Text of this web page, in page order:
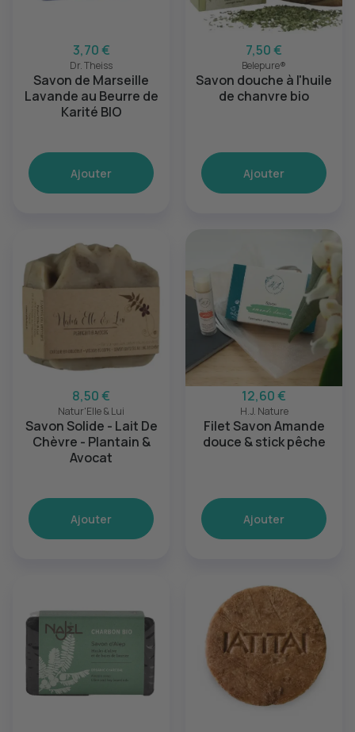
3,70 €
Dr. Theiss
Savon de Marseille
Lavande au Beurre de
Karité BIO
Ajouter
7,50 €
Belepure®
Savon douche à l'huile
de chanvre bio
Ajouter
8,50 €
Natur'Elle & Lui
Savon Solide - Lait De
Chèvre - Plantain &
Avocat
Ajouter
12,60 €
H.J. Nature
Filet Savon Amande
douce & stick pêche
Ajouter